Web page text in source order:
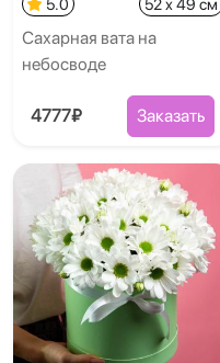
5.0 52 x 49 см
Сахарная вата на
небосводе
4777₽ Заказать